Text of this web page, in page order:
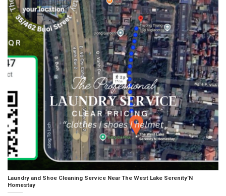
Laundry and Shoe Cleaning Service Near The West Lake Serenity’N
Homestay